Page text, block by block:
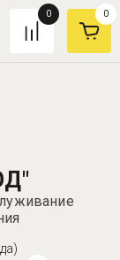
0
0